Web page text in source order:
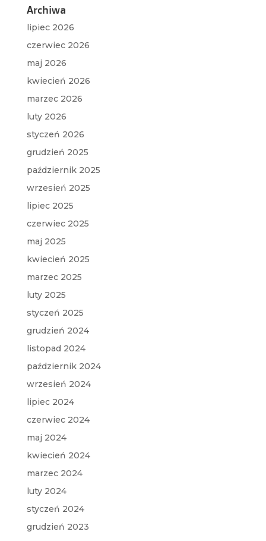
Archiwa
lipiec 2026
czerwiec 2026
maj 2026
kwiecień 2026
marzec 2026
luty 2026
styczeń 2026
grudzień 2025
październik 2025
wrzesień 2025
lipiec 2025
czerwiec 2025
maj 2025
kwiecień 2025
marzec 2025
luty 2025
styczeń 2025
grudzień 2024
listopad 2024
październik 2024
wrzesień 2024
lipiec 2024
czerwiec 2024
maj 2024
kwiecień 2024
marzec 2024
luty 2024
styczeń 2024
grudzień 2023